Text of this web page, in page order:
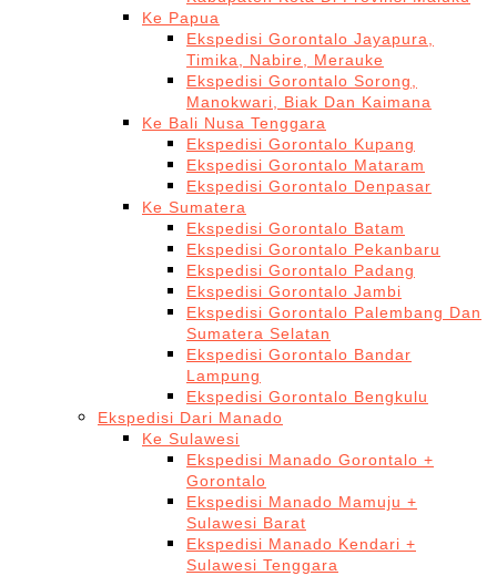
Ke Papua
Ekspedisi Gorontalo Jayapura,
Timika, Nabire, Merauke
Ekspedisi Gorontalo Sorong,
Manokwari, Biak Dan Kaimana
Ke Bali Nusa Tenggara
Ekspedisi Gorontalo Kupang
Ekspedisi Gorontalo Mataram
Ekspedisi Gorontalo Denpasar
Ke Sumatera
Ekspedisi Gorontalo Batam
Ekspedisi Gorontalo Pekanbaru
Ekspedisi Gorontalo Padang
Ekspedisi Gorontalo Jambi
Ekspedisi Gorontalo Palembang Dan
Sumatera Selatan
Ekspedisi Gorontalo Bandar
Lampung
Ekspedisi Gorontalo Bengkulu
Ekspedisi Dari Manado
Ke Sulawesi
Ekspedisi Manado Gorontalo +
Gorontalo
Ekspedisi Manado Mamuju +
Sulawesi Barat
Ekspedisi Manado Kendari +
Sulawesi Tenggara